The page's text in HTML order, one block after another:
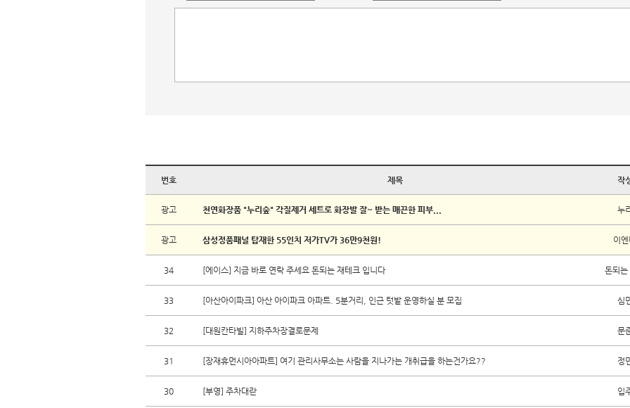
번호 제목 작
광고 천연화장품 "누리숲" 각질제거 세트로 화장발 잘~ 받는 매끈한 피부... 누
광고 삼성정품패널 탑재한 55인치 저가TV가 36만9천원! 이엔
34 [에이스] 지금 바로 연락 주세요 돈되는 재테크 입니다 돈되는
33 [아산아이파크] 아산 아이파크 아파트. 5분거리, 인근 텃밭 운영하실 분 모집 심
32 [대원칸타빌] 지하주차장결로문제 문
31 [장재휴먼시아아파트] 여기 관리사무소는 사람을 지나가는 개취급을 하는건가요?? 정
30 [부영] 주차대란 입